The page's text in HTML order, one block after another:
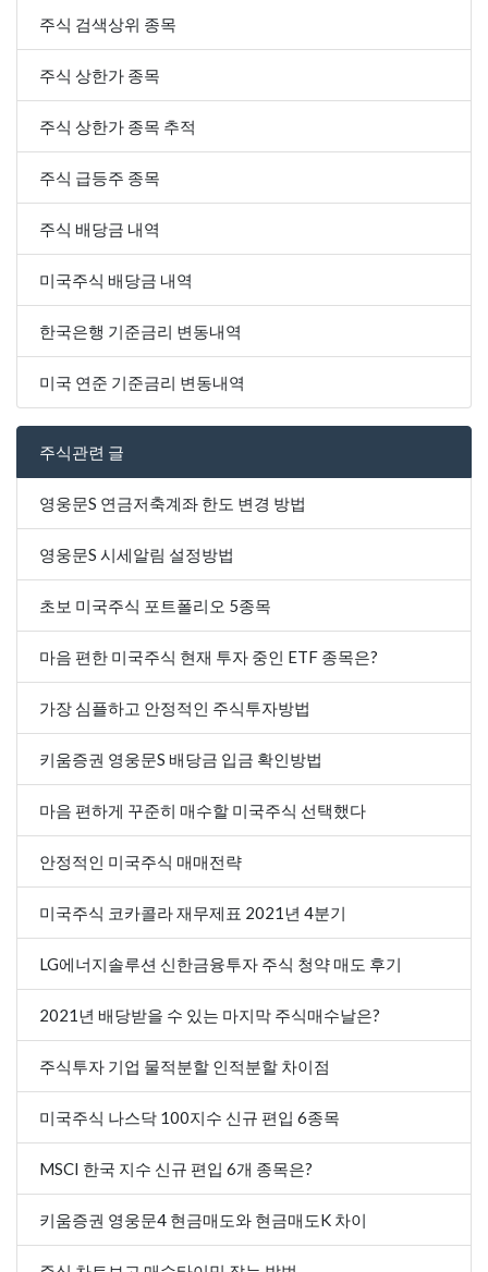
주식 검색상위 종목
주식 상한가 종목
주식 상한가 종목 추적
주식 급등주 종목
주식 배당금 내역
미국주식 배당금 내역
한국은행 기준금리 변동내역
미국 연준 기준금리 변동내역
주식관련 글
영웅문S 연금저축계좌 한도 변경 방법
영웅문S 시세알림 설정방법
초보 미국주식 포트폴리오 5종목
마음 편한 미국주식 현재 투자 중인 ETF 종목은?
가장 심플하고 안정적인 주식투자방법
키움증권 영웅문S 배당금 입금 확인방법
마음 편하게 꾸준히 매수할 미국주식 선택했다
안정적인 미국주식 매매전략
미국주식 코카콜라 재무제표 2021년 4분기
LG에너지솔루션 신한금융투자 주식 청약 매도 후기
2021년 배당받을 수 있는 마지막 주식매수날은?
주식투자 기업 물적분할 인적분할 차이점
미국주식 나스닥 100지수 신규 편입 6종목
MSCI 한국 지수 신규 편입 6개 종목은?
키움증권 영웅문4 현금매도와 현금매도K 차이